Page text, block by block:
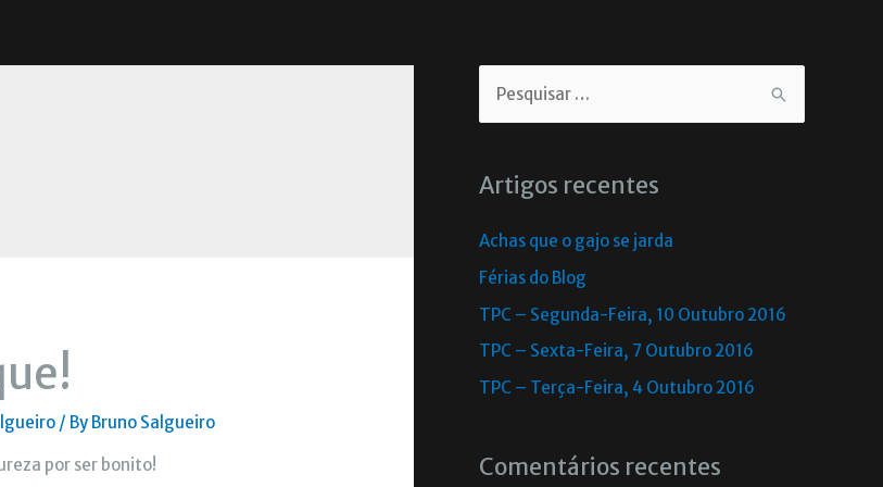
/ By Bruno Salgueiro
por ser bonito!
Artigos recentes
Achas que o gajo se jarda
Férias do Blog
TPC – Segunda-Feira, 10 Outubro 2016
TPC – Sexta-Feira, 7 Outubro 2016
TPC – Terça-Feira, 4 Outubro 2016
Comentários recentes